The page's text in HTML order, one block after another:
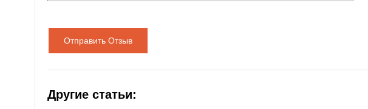
Отправить Отзыв
Другие статьи: